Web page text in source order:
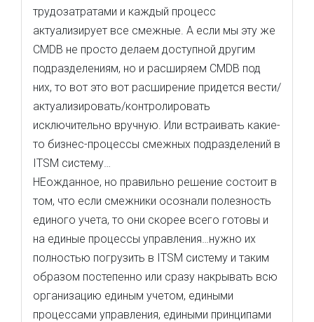
трудозатратами и каждый процесс
актуализирует все смежные. А если мы эту же
CMDB не просто делаем доступной другим
подразделениям, но и расширяем CMDB под
них, то вот это вот расширение придется вести/
актуализировать/контролировать
исключительно вручную. Или встраивать какие-
то бизнес-процессы смежных подразделений в
ITSM систему…
НЕожданное, но правильно решение состоит в
том, что если смежники осознали полезность
единого учета, то они скорее всего готовы и
на единые процессы управления…нужно их
полностью погрузить в ITSM систему и таким
образом постепенно или сразу накрывать всю
организацию единым учетом, едиными
процессами управления, едиными принципами